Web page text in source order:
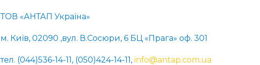
ТОВ «АНТАП Україна»
м. Київ, 02090 ,вул. В.Сосюри, 6 БЦ «Прага» оф. 301
тел. (044)536-14-11, (050)424-14-11, info@antap.com.ua